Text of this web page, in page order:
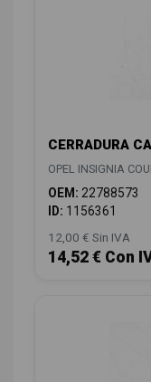
CERRADURA
OPEL INSIGNIA
OEM: 22788573
ID: 1156361
12,00 € Sin IVA
14,52 € Con